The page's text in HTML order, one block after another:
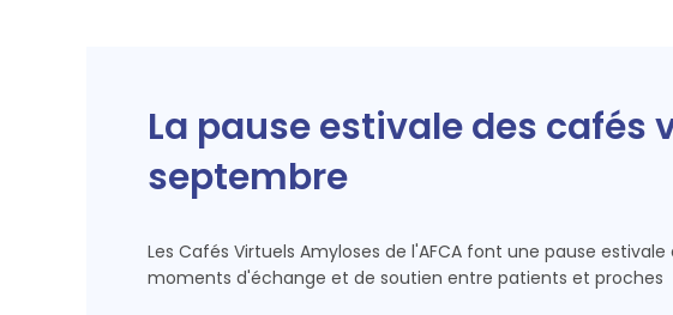
La pause estivale des cafés
septembre
Les Cafés Virtuels Amyloses de l'AFCA font une pause
moments d'échange et de soutien entre patients et proches